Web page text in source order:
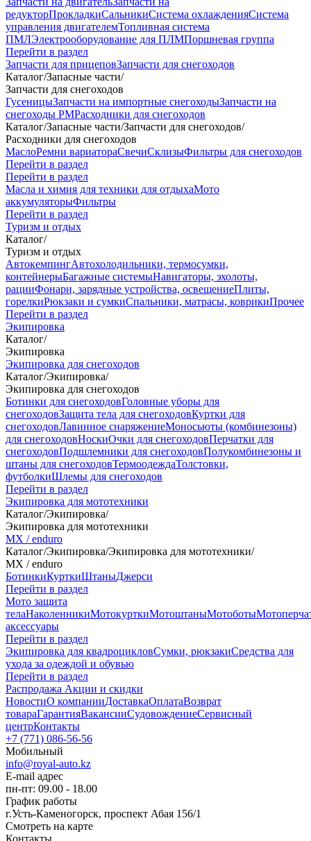
редукторПрокладкиСальникиСистема охлажденияСистема
управления двигателемТопливная система
ПМЛЭлектрооборудование для ПЛМПоршневая группа
Перейти в раздел
Запчасти для прицеповЗапчасти для снегоходов
Каталог/Запасные части/
Запчасти для снегоходов
ГусеницыЗапчасти на импортные снегоходыЗапчасти на
снегоходы РМРасходники для снегоходов
Каталог/Запасные части/Запчасти для снегоходов/
Расходники для снегоходов
МаслоРемни вариатораСвечиСклизыФильтры для снегоходов
Перейти в раздел
Перейти в раздел
Масла и химия для техники для отдыхаМото
аккумуляторыФильтры
Перейти в раздел
Туризм и отдых
Каталог/
Туризм и отдых
АвтокемпингАвтохолодильники, термосумки,
контейнерыБагажные системыНавигаторы, эхолоты,
рацииФонари, зарядные устройства, освещениеПлиты,
горелкиРюкзаки и сумкиСпальники, матрасы, коврикиПрочее
Перейти в раздел
Экипировка
Каталог/
Экипировка
Экипировка для снегоходов
Каталог/Экипировка/
Экипировка для снегоходов
Ботинки для снегоходовГоловные уборы для
снегоходовЗащита тела для снегоходовКуртки для
снегоходовЛавинное снаряжениеМоносьюты (комбинезоны)
для снегоходовНоскиОчки для снегоходовПерчатки для
снегоходовПодшлемники для снегоходовПолукомбинезоны и
штаны для снегоходовТермоодеждаТолстовки,
футболкиШлемы для снегоходов
Перейти в раздел
Экипировка для мототехники
Каталог/Экипировка/
Экипировка для мототехники
MX / enduro
Каталог/Экипировка/Экипировка для мототехники/
MX / enduro
БотинкиКурткиШтаныДжерси
Перейти в раздел
Мото защита
телаНаколенникиМотокурткиМотоштаныМотоботы
аксессуары
Перейти в раздел
Экипировка для квадроцикловСумки, рюкзакиСредства для
ухода за одеждой и обувью
Перейти в раздел
Распродажа Акции и скидки
НовостиО компанииДоставкаОплатаВозврат
товараГарантияВакансииСудовождениеСервисный
центрКонтакты
+7 (771) 086-56-56
Мобильный
info@royal-auto.kz
E-mail адрес
пн-пт: 09.00 - 18.00
График работы
г.Усть-Каменогорск, проспект Абая 156/1
Смотреть на карте
Контакты